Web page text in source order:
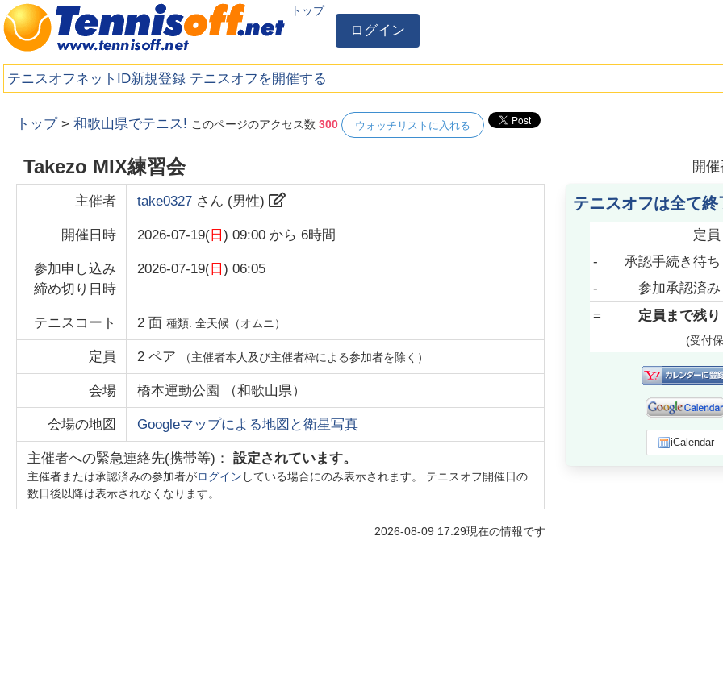
トップ
ログイン
テニスオフネットID新規登録 テニスオフを開催する
トップ >和歌山県でテニス! このページのアクセス数300 ウォッチリストに入れる
Takezo MIX練習会 開
主催者 take0327 さん (男性)
開催日時 2026-07-19( 日) 09:00 から6時間
参加申し込み
締め切り日時
2026-07-19( 日) 06:05
テニスコート 2 面種類:全天候（オムニ）
定員 2 ペア （主催者本人及び主催者枠による参加者を除く）
会場 橋本運動公園 （和歌山県）
会場の地図 Googleマップによる地図と衛星写真
主催者への緊急連絡先(携帯等)：設定されています。
主催者または承認済みの参加者がログイン している場合にのみ表示されます。 テニスオフ開催日の
数日後以降は表示されなくなります。
2026-08-09 17:29現在の情報です
テニスオフは全て終
定員
-
承認手続き待ち
-
参加承認済み
=
定員まで残り
(受付
iCalendar